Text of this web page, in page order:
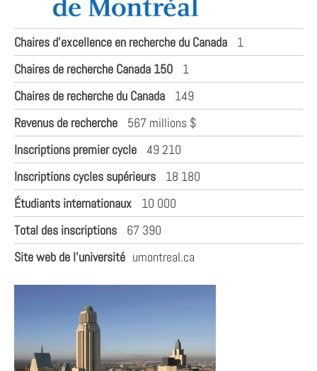
Chaires d’excellence en recherche du Canada
1
Chaires de recherche Canada 150
1
Chaires de recherche du Canada
149
Revenus de recherche
567 millions $
Inscriptions premier cycle
49 210
Inscriptions cycles supérieurs
18 180
Étudiants internationaux
10 000
Total des inscriptions
67 390
Site web de l'université umontreal.ca